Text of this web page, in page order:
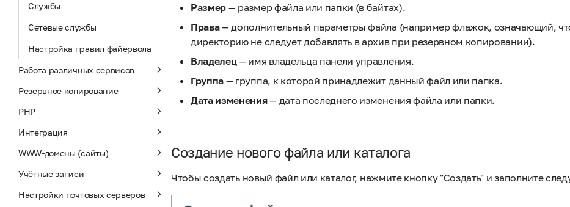
Службы
Сетевые службы
Настройка правил файервола
Работа различных сервисов
Резервное копирование
PHP
Интеграция
WWW-домены (сайты)
Учётные записи
Настройки почтовых серверов
Размер — размер файла или папки (в байтах).
Права— дополнительный параметры файла (например флажок, означающий,
директорию не следует добавлять в архив при резервном копировании).
Владелец— имя владельца панели управления.
Группа — группа, к которой принадлежит данный файл или папка.
Дата изменения— дата последнего изменения файла или папки.
Создание нового файла или каталога
Чтобы создать новый файл или каталог, нажмите кнопку "Создать" и заполните